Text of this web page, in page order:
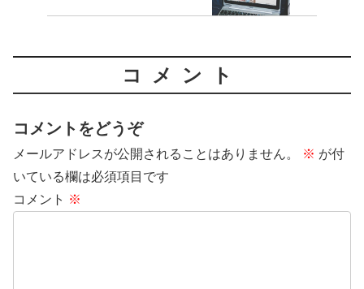
コメント
コメントをどうぞ
メールアドレスが公開されることはありません。 ※ が付
いている欄は必須項目です
コメント ※